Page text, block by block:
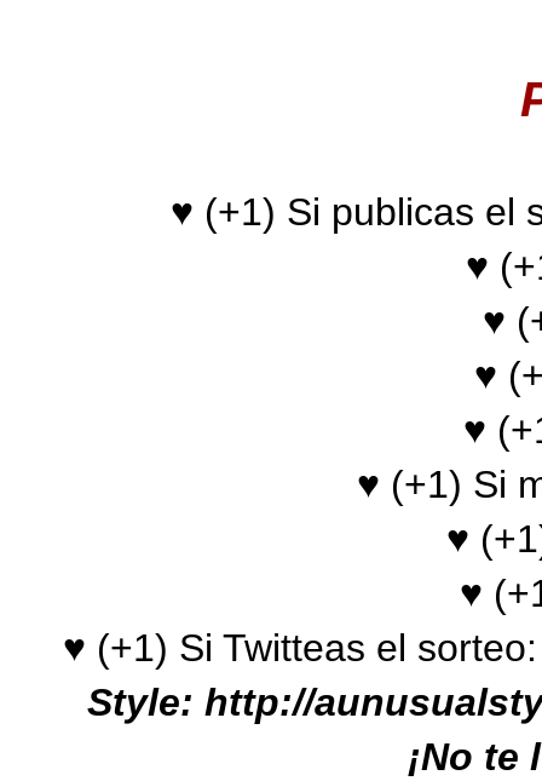
♥ (+1) Si publicas el
♥
♥
♥
♥
♥ (+1) Si
♥
♥
♥ (+1) Si Twitteas el sorteo
Style: http://
¡No te